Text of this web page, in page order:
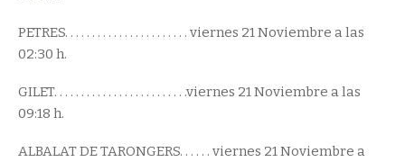
PETRES. . . . . . . . . . . . . . . . . . . . . . . viernes 21 Noviembre a las
02:30 h.
GILET. . . . . . . . . . . . . . . . . . . . . . . . .viernes 21 Noviembre a las
09:18 h.
ALBALAT DE TARONGERS. . . . . . viernes 21 Noviembre a